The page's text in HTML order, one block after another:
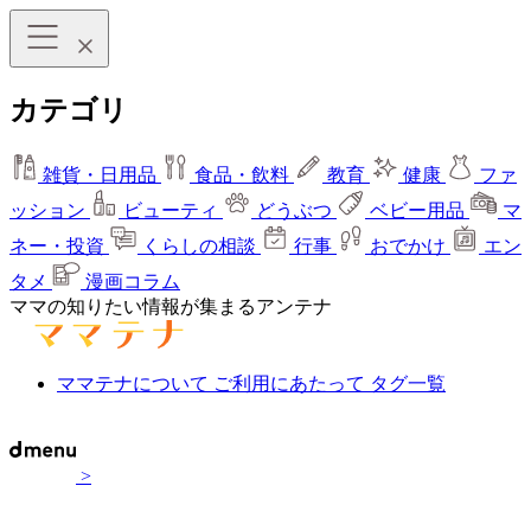
カテゴリ
雑貨・日用品 食品・飲料 教育 健康
ファ
ッション
ビューティ どうぶつ ベビー用品
マ
ネー・投資
くらしの相談 行事 おでかけ
エン
タメ
漫画コラム
ママの知りたい情報が集まるアンテナ
ママテナについて ご利用にあたって タグ一覧
>